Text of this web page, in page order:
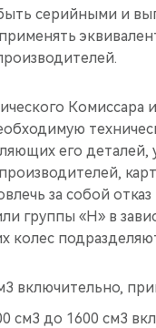
серийными и
Комиссара
его деталей,
за собой
группы «Н» в
колес
включительно,
см3 до 1600 см3